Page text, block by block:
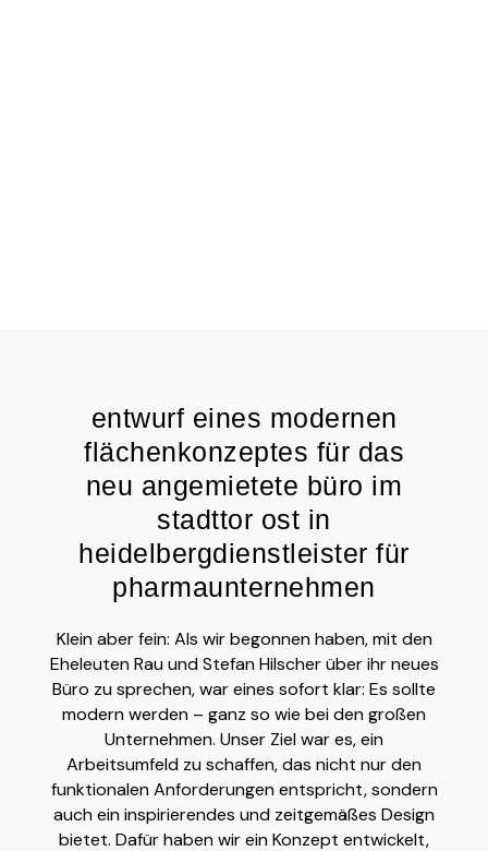
entwurf eines modernen
flächenkonzeptes für das
neu angemietete büro im
stadttor ost in
heidelbergdienstleister für
pharmaunternehmen
Klein aber fein: Als wir begonnen haben, mit den
Eheleuten Rau und Stefan Hilscher über ihr neues
Büro zu sprechen, war eines sofort klar: Es sollte
modern werden – ganz so wie bei den großen
Unternehmen. Unser Ziel war es, ein
Arbeitsumfeld zu schaffen, das nicht nur den
funktionalen Anforderungen entspricht, sondern
auch ein inspirierendes und zeitgemäßes Design
bietet. Dafür haben wir ein Konzept entwickelt,